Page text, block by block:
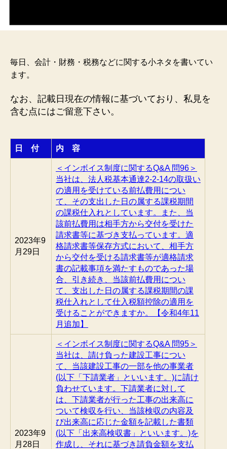
毎日、会計・財務・税務などに関する小ネタを書いてい
ます。
なお、記載日現在の情報に基づいており、私見を
含む点にはご留意下さい。
日 付 内 容
2023年9
月29日
＜インボイス制度に関するQ&A 問96＞
当社は、法人税基本通達2-2-14の取扱い
の適用を受けている前払費用につい
て、その支出した日の属する課税期間
の課税仕入れとしています。また、当
該前払費用は相手方から交付を受けた
請求書等に基づき支払っています。適
格請求書等保存方式において、相手方
から交付を受ける請求書等が適格請求
書の記載事項を満たすものであった場
合、引き続き、当該前払費用につい
て、支出した日の属する課税期間の課
税仕入れとして仕入税額控除の適用を
受けることができますか。【令和4年11
月追加】
2023年9
月28日
＜インボイス制度に関するQ&A 問95＞
当社は、請け負った建設工事につい
て、当該建設工事の一部を他の事業者
(以下「下請業者」といいます。)に請け
負わせています。下請業者に対して
は、下請業者が行った工事の出来高に
ついて検収を行い、当該検収の内容及
び出来高に応じた金額を記載した書類
(以下「出来高検収書」といいます。)を
作成し、それに基づき請負金額を支払